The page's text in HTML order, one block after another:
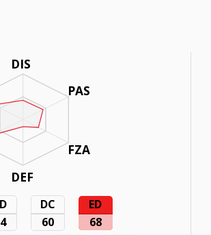
DIS
PAS
FZA
DEF
DC
60
ED
68